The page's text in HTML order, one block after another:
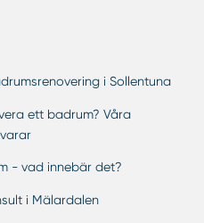
i Sollentuna
ett badrum? Våra
- vad innebär det?
i Mälardalen